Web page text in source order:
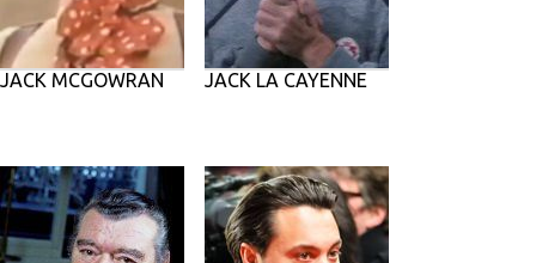
JACK MCGOWRAN JACK LA CAYENNE